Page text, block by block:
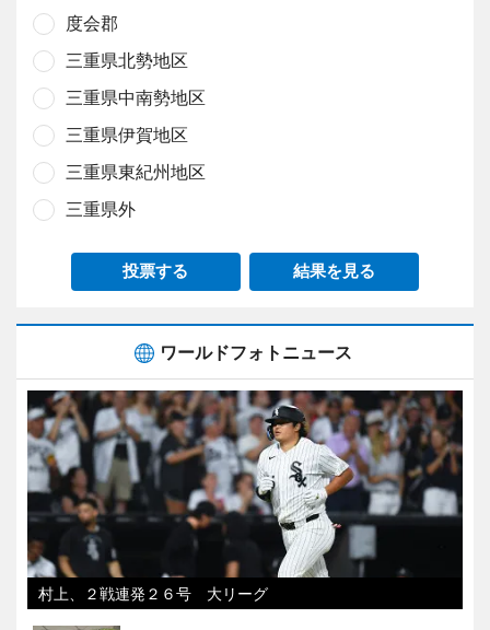
度会郡
三重県北勢地区
三重県中南勢地区
三重県伊賀地区
三重県東紀州地区
三重県外
投票する 結果を見る
ワールドフォトニュース
村上、２戦連発２６号 大リーグ